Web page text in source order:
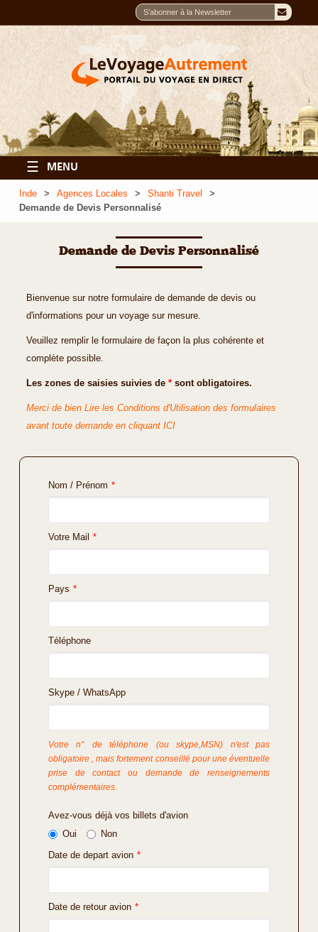
☰ MENU
Inde Agences Locales
Shanti Travel
Demande de Devis Personnalisé
Demande de Devis Personnalisé
Bienvenue sur notre formulaire de demande de devis ou
d'informations pour un voyage sur mesure.
Veuillez remplir le formulaire de façon la plus cohérente et
complète possible.
Les zones de saisies suivies de * sont obligatoires.
Merci de bien Lire les Conditions d'Utilisation des formulaires
avant toute demande en cliquant ICI
Nom / Prénom *
Votre Mail *
Pays *
Téléphone
Skype / WhatsApp
Votre n° de téléphone (ou skype,MSN) n'est pas
obligatoire , mais fortement conseillé pour une éventuelle
prise de contact ou demande de renseignements
complémentaires.
Avez-vous déjà vos billets d'avion
Oui
Non
Date de depart avion *
Date de retour avion *